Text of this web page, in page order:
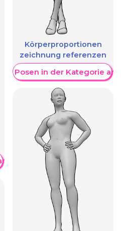
Körperproportionen
zeichnung referenzen
Posen in der Kategorie